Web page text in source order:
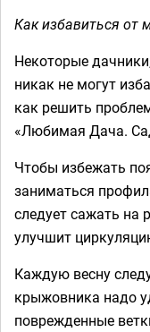
Как избавиться от
Некоторые
никак не могут
как решить
«Любимая Дача.
Чтобы избежать
заниматься
следует сажать на
улучшит
Каждую весну
крыжовника надо
поврежденные